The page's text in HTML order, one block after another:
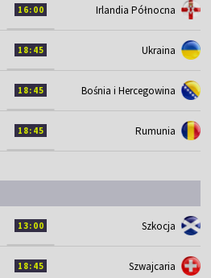
16:00 Irlandia Północna
18:45 Ukraina
18:45 Bośnia i Hercegowina
18:45 Rumunia
13:00 Szkocja
18:45 Szwajcaria